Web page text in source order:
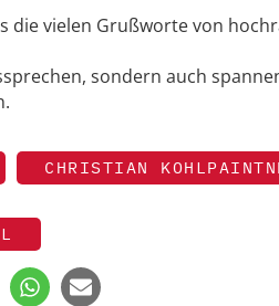
die vielen Grußworte von
sondern auch
CHRISTIAN